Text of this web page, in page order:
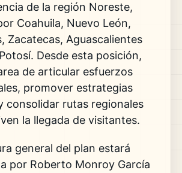
de la región Noreste,
Coahuila, Nuevo León,
Zacatecas, Aguascalientes
Desde esta posición,
de articular esfuerzos
promover estrategias
consolidar rutas regionales
la llegada de visitantes.
general del plan estará
por Roberto Monroy García